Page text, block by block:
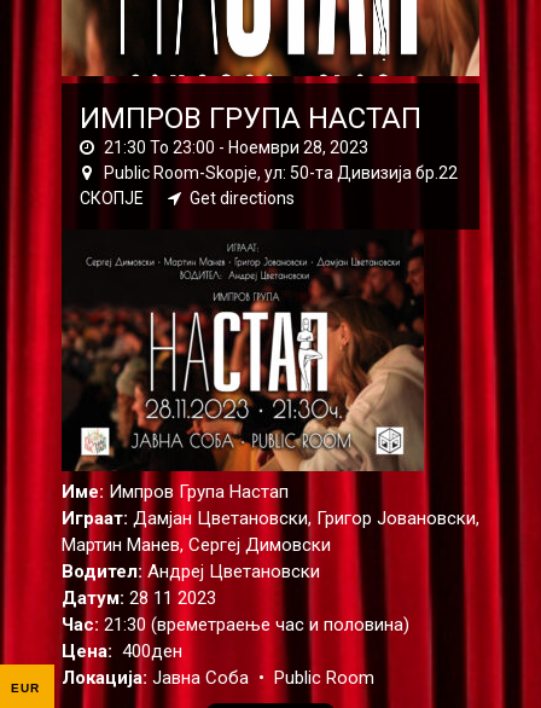
ИМПРОВ ГРУПА НАСТАП
21:30 To 23:00 - Ноември 28, 2023
Public Room-Skopje, ул: 50-та Дивизија бр.22
СКОПЈЕ
Get directions
Име: Импров Група Настап
Играат: Дамјан Цветановски, Григор Јовановски,
Мартин Манев, Сергеј Димовски
Водител: Андреј Цветановски
Датум: 28 11 2023
Час: 21:30 (времетраење час и половина)
Цена: 400ден
Локација: Јавна Соба • Public Room
EUR